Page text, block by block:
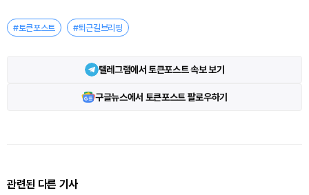
#토큰포스트 #퇴근길브리핑
텔레그램에서 토큰포스트 속보 보기
구글뉴스에서 토큰포스트 팔로우하기
관련된 다른 기사